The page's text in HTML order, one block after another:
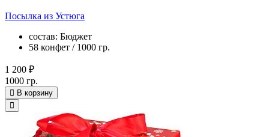
Посылка из Устюга
состав: Бюджет
58 конфет / 1000 гр.
1 200 ₽
1000 гр.
В корзину